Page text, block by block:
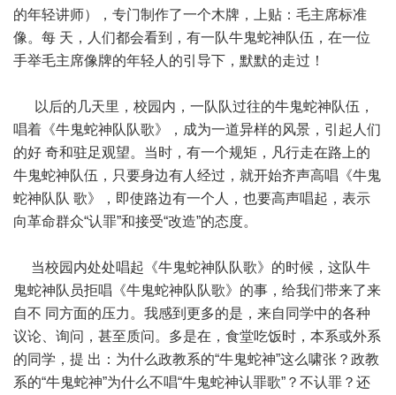
的年轻讲师），专门制作了一个木牌，上贴：毛主席标准
像。每 天，人们都会看到，有一队牛鬼蛇神队伍，在一位
手举毛主席像牌的年轻人的引导下，默默的走过！
以后的几天里，校园内，一队队过往的牛鬼蛇神队伍，
唱着《牛鬼蛇神队队歌》，成为一道异样的风景，引起人们
的好 奇和驻足观望。当时，有一个规矩，凡行走在路上的
牛鬼蛇神队伍，只要身边有人经过，就开始齐声高唱《牛鬼
蛇神队队 歌》，即使路边有一个人，也要高声唱起，表示
向革命群众“认罪”和接受“改造”的态度。
当校园内处处唱起《牛鬼蛇神队队歌》的时候，这队牛
鬼蛇神队员拒唱《牛鬼蛇神队队歌》的事，给我们带来了来
自不 同方面的压力。我感到更多的是，来自同学中的各种
议论、询问，甚至质问。多是在，食堂吃饭时，本系或外系
的同学，提 出：为什么政教系的“牛鬼蛇神”这么啸张？政教
系的“牛鬼蛇神”为什么不唱“牛鬼蛇神认罪歌”？不认罪？还